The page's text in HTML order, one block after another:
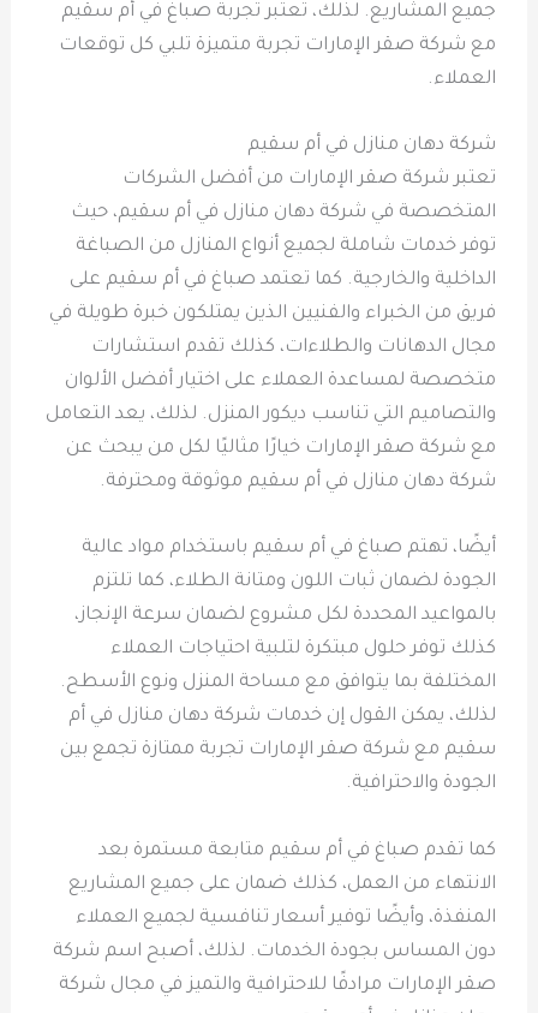
جميع المشاريع. لذلك، تعتبر تجربة صباغ في أم سقيم
مع شركة صقر الإمارات تجربة متميزة تلبي كل توقعات
العملاء.
شركة دهان منازل في أم سقيم
تعتبر شركة صقر الإمارات من أفضل الشركات
المتخصصة في شركة دهان منازل في أم سقيم، حيث
توفر خدمات شاملة لجميع أنواع المنازل من الصباغة
الداخلية والخارجية. كما تعتمد صباغ في أم سقيم على
فريق من الخبراء والفنيين الذين يمتلكون خبرة طويلة في
مجال الدهانات والطلاءات، كذلك تقدم استشارات
متخصصة لمساعدة العملاء على اختيار أفضل الألوان
والتصاميم التي تناسب ديكور المنزل. لذلك، يعد التعامل
مع شركة صقر الإمارات خيارًا مثاليًا لكل من يبحث عن
شركة دهان منازل في أم سقيم موثوقة ومحترفة.
أيضًا، تهتم صباغ في أم سقيم باستخدام مواد عالية
الجودة لضمان ثبات اللون ومتانة الطلاء، كما تلتزم
بالمواعيد المحددة لكل مشروع لضمان سرعة الإنجاز،
كذلك توفر حلول مبتكرة لتلبية احتياجات العملاء
المختلفة بما يتوافق مع مساحة المنزل ونوع الأسطح.
لذلك، يمكن القول إن خدمات شركة دهان منازل في أم
سقيم مع شركة صقر الإمارات تجربة ممتازة تجمع بين
الجودة والاحترافية.
كما تقدم صباغ في أم سقيم متابعة مستمرة بعد
الانتهاء من العمل، كذلك ضمان على جميع المشاريع
المنفذة، وأيضًا توفير أسعار تنافسية لجميع العملاء
دون المساس بجودة الخدمات. لذلك، أصبح اسم شركة
صقر الإمارات مرادفًا للاحترافية والتميز في مجال شركة